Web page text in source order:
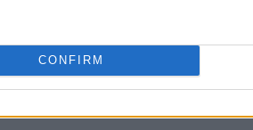
CONFIRM
compacto que ofrecerá tres modos de
varía diferentes parámetros de la
para ajustarse a las preferencias